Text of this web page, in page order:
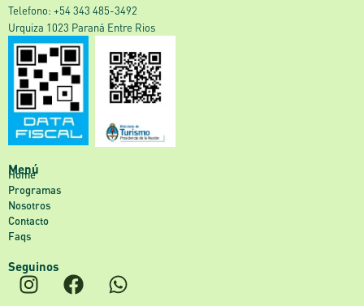
‎Telefono: +54 343 485-3492
Urquiza 1023 Paraná Entre Rios
Menú
Home
Programas
Nosotros
Contacto
Faqs
Seguinos